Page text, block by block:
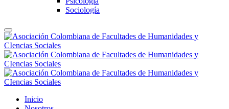
Sociología
Inicio